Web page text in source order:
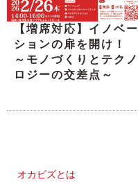
【増席対応】イノベー
ションの扉を開け！
～モノづくりとテクノ
ロジーの交差点～
オカビズとは